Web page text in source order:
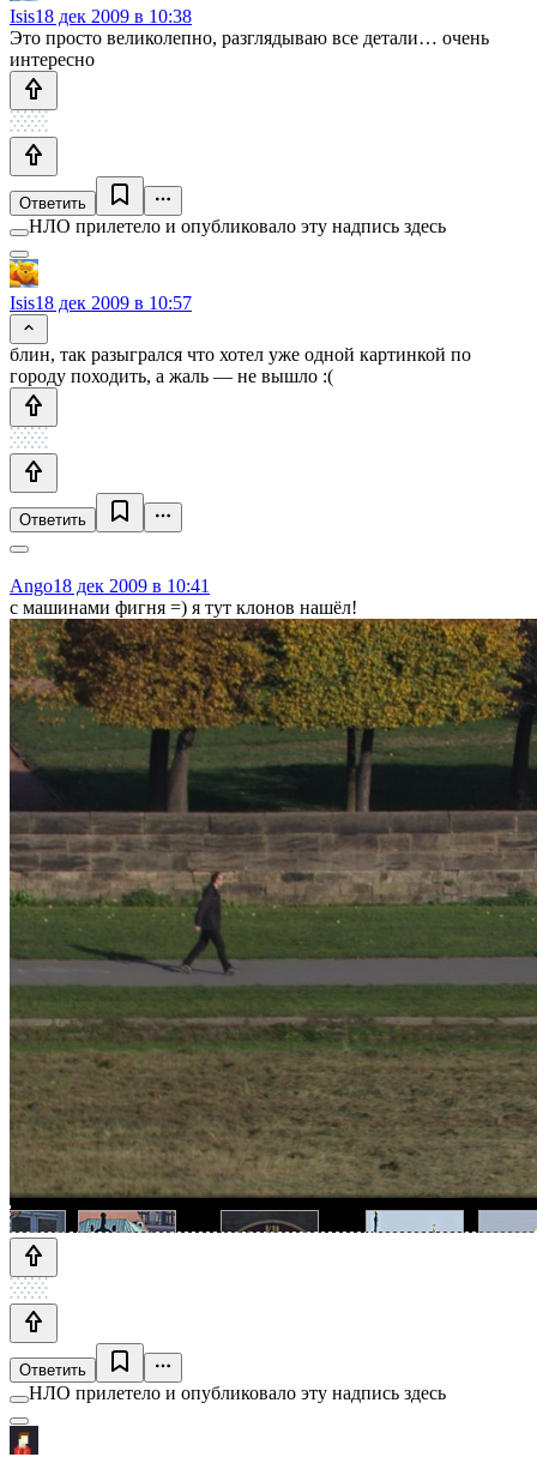
Isis18 дек 2009 в 10:38
Это просто великолепно, разглядываю все детали… очень
интересно
Ответить
НЛО прилетело и опубликовало эту надпись здесь
Isis18 дек 2009 в 10:57
блин, так разыгрался что хотел уже одной картинкой по
городу походить, а жаль — не вышло :(
Ответить
Ango18 дек 2009 в 10:41
с машинами фигня =) я тут клонов нашёл!
Ответить
НЛО прилетело и опубликовало эту надпись здесь